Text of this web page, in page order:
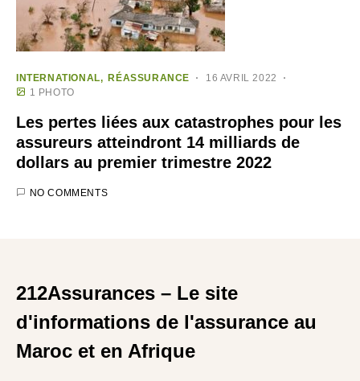
INTERNATIONAL RÉASSURANCE
16 AVRIL 2022
1 PHOTO
Les pertes liées aux catastrophes pour les
assureurs atteindront 14 milliards de
dollars au premier trimestre 2022
NO COMMENTS
212Assurances – Le site
d'informations de l'assurance au
Maroc et en Afrique